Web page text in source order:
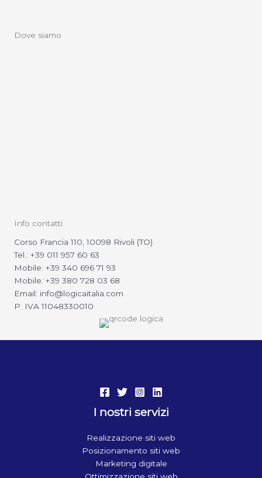
Dove siamo
Info contatti
Corso Francia 110, 10098 Rivoli (TO)
Tel.: +39 011 957 60 63
Mobile: +39 340 696 71 93
Mobile: +39 380 728 03 68
Email: info@logicaitalia.com
P. IVA 11048330010
I nostri servizi
Realizzazione siti web
Posizionamento siti web
Marketing digitale